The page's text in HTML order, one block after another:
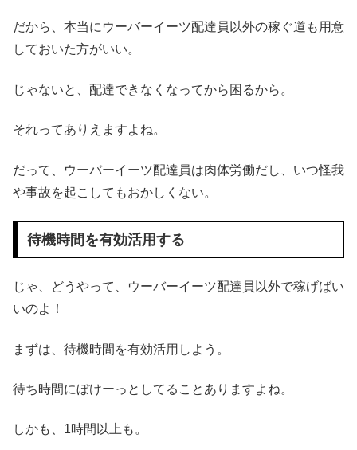
だから、本当にウーバーイーツ配達員以外の稼ぐ道も用意
しておいた方がいい。
じゃないと、配達できなくなってから困るから。
それってありえますよね。
だって、ウーバーイーツ配達員は肉体労働だし、いつ怪我
や事故を起こしてもおかしくない。
待機時間を有効活用する
じゃ、どうやって、ウーバーイーツ配達員以外で稼げばい
いのよ！
まずは、待機時間を有効活用しよう。
待ち時間にぼけーっとしてることありますよね。
しかも、1時間以上も。